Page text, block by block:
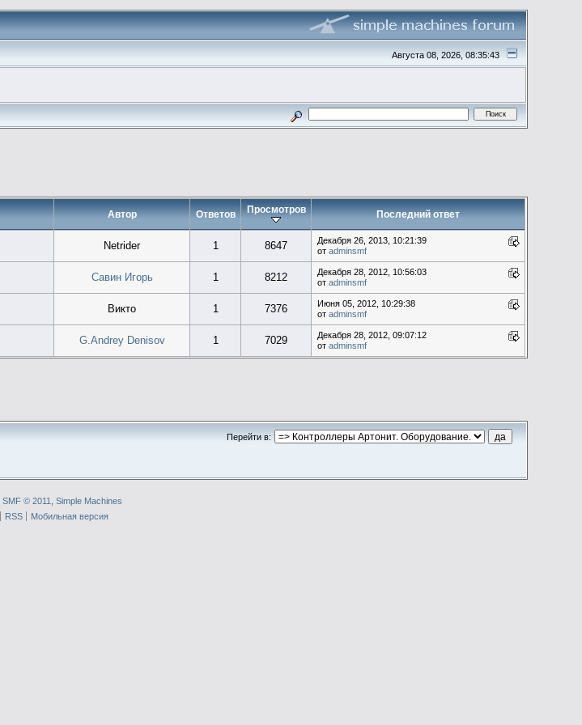
Августа 08, 2026, 08:35:43
Автор Ответов Просмотров Последний ответ
Netrider 1 8647
Декабря 26, 2013, 10:21:39
от adminsmf
Савин Игорь 1 8212
Декабря 28, 2012, 10:56:03
от adminsmf
Викто 1 7376
Июня 05, 2012, 10:29:38
от adminsmf
G.Andrey Denisov 1 7029
Декабря 28, 2012, 09:07:12
от adminsmf
Перейти в:
SMF © 2011
Simple Machines
RSS Мобильная версия